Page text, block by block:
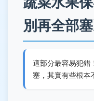
別再全部
這部分最容易犯錯
塞，其實有些根本